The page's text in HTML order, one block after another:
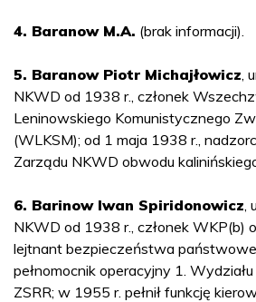
4. Baranow M.A. (brak informacji).
5. Baranow Piotr Michajłowicz ,
NKWD od 1938 r., członek
Leninowskiego Komunistycznego
(WLKSM); od 1 maja 1938 r.,
Zarządu NKWD obwodu
6. Barinow Iwan Spiridonowicz
NKWD od 1938 r., członek WKP(b)
lejtnant bezpieczeństwa
pełnomocnik operacyjny 1.
ZSRR; w 1955 r. pełnił funkcję